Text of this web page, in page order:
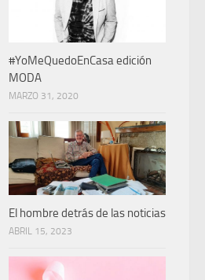
#YoMeQuedoEnCasa edición
MODA
MARZO 31, 2020
El hombre detrás de las noticias
ABRIL 15, 2023